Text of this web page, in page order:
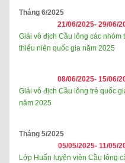
Tháng 6/2025
21/06/2025- 29/06/
Giải vô địch Cầu lông các nhóm
thiếu niên quốc gia năm 2025
08/06/2025- 15/06/
Giải vô địch Cầu lông trẻ quốc
năm 2025
Tháng 5/2025
05/05/2025- 11/05/
Lớp Huấn luyện viên Cầu lông